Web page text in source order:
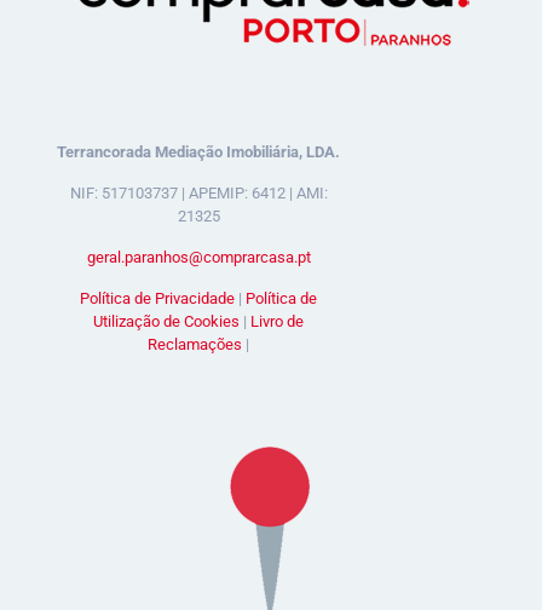
Terrancorada Mediação Imobiliária, LDA.
NIF: 517103737 | APEMIP: 6412 | AMI:
21325
geral.paranhos@comprarcasa.pt
Política de Privacidade | Política de
Utilização de Cookies | Livro de
Reclamações |